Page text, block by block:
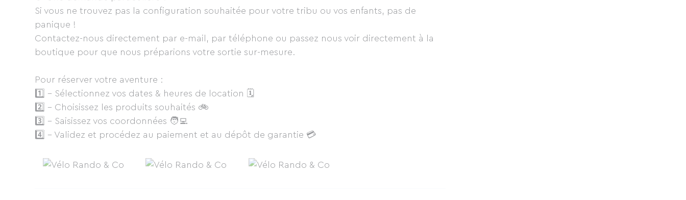
Si vous ne trouvez pas la configuration souhaitée pour votre tribu ou vos enfants, pas de
panique !
Contactez-nous directement par e-mail, par téléphone ou passez nous voir directement à la
boutique pour que nous préparions votre sortie sur-mesure.
Pour réserver votre aventure :
1️⃣ - Sélectionnez vos dates & heures de location 🗓
2️⃣ - Choisissez les produits souhaités 🚲
3️⃣ - Saisissez vos coordonnées 🧑‍💻
4️⃣ - Validez et procédez au paiement et au dépôt de garantie 💳